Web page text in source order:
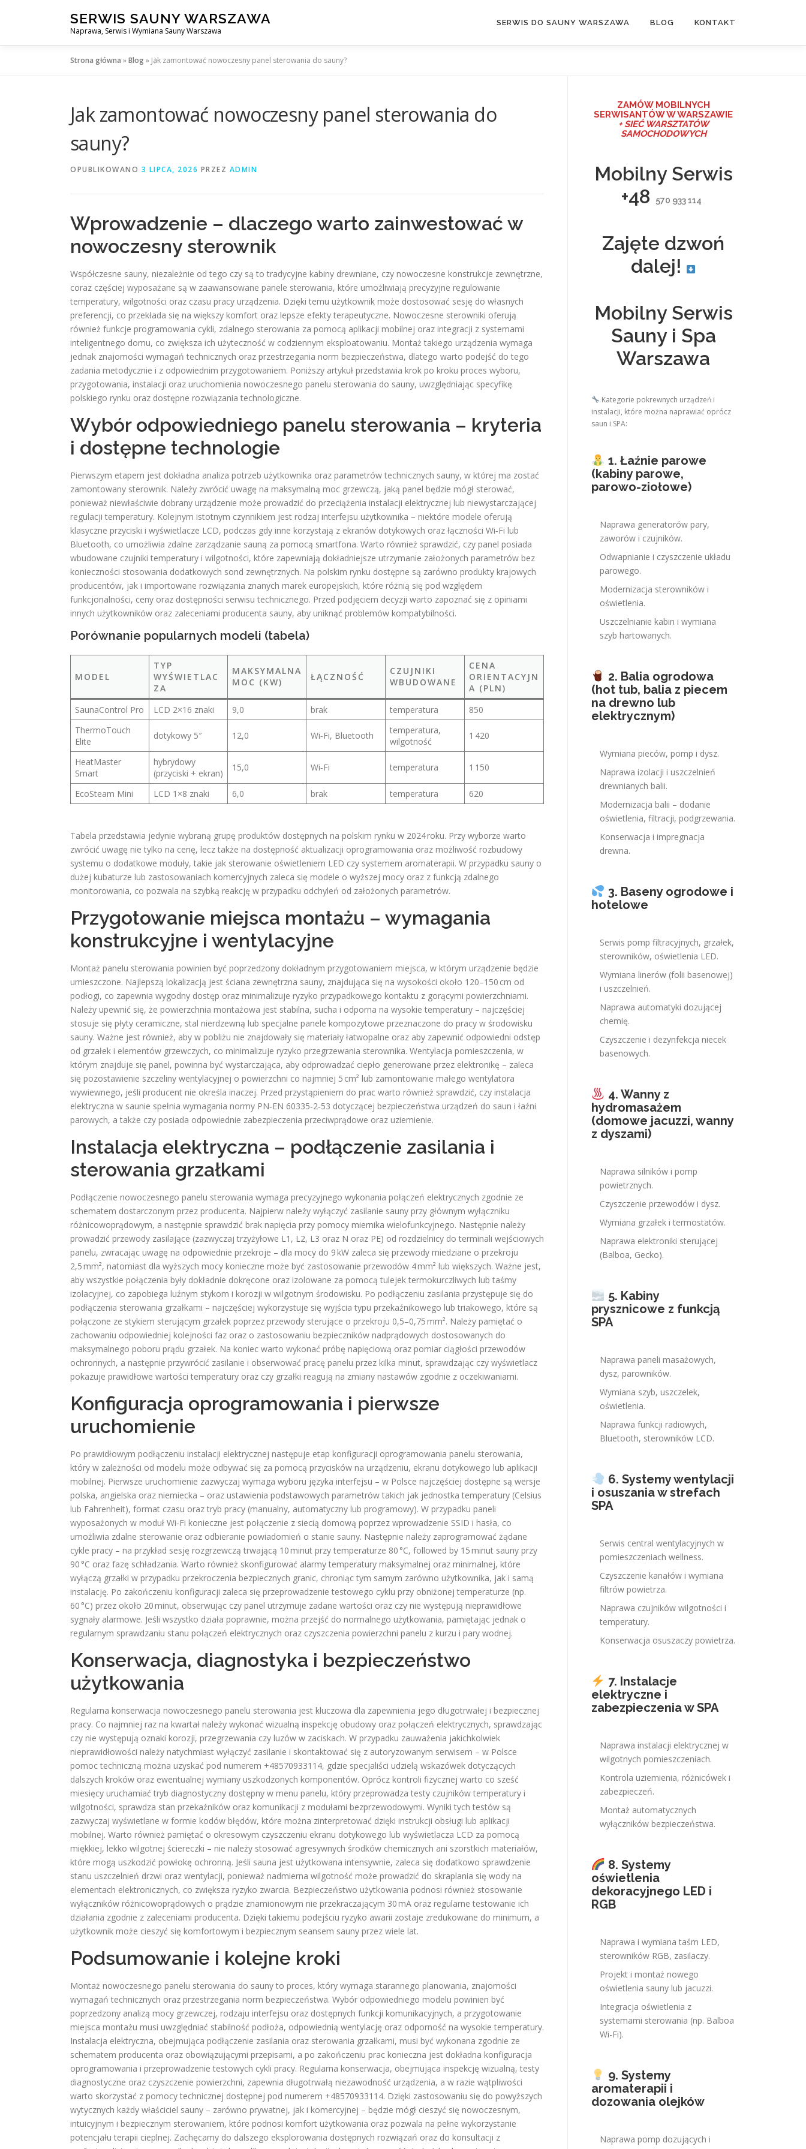
SERWIS SAUNY WARSZAWA
Naprawa, Serwis i Wymiana Sauny Warszawa
SERWIS DO SAUNY WARSZAWA BLOG KONTAKT
Strona główna »Blog» Jak zamontować nowoczesny panel sterowania do sauny?
Jak zamontować nowoczesny panel sterowania do
sauny?
OPUBLIKOWANO 3 LIPCA, 2026 PRZEZ ADMIN
Wprowadzenie – dlaczego warto zainwestować w
nowoczesny sterownik
Współczesne sauny, niezależnie od tego czy są to tradycyjne kabiny drewniane, czy nowoczesne konstrukcje zewnętrzne,
coraz częściej wyposażane są w zaawansowane panele sterowania, które umożliwiają precyzyjne regulowanie
temperatury, wilgotności oraz czasu pracy urządzenia. Dzięki temu użytkownik może dostosować sesję do własnych
preferencji, co przekłada się na większy komfort oraz lepsze efekty terapeutyczne. Nowoczesne sterowniki oferują
również funkcje programowania cykli, zdalnego sterowania za pomocą aplikacji mobilnej oraz integracji z systemami
inteligentnego domu, co zwiększa ich użyteczność w codziennym eksploatowaniu. Montaż takiego urządzenia wymaga
jednak znajomości wymagań technicznych oraz przestrzegania norm bezpieczeństwa, dlatego warto podejść do tego
zadania metodycznie i z odpowiednim przygotowaniem. Poniższy artykuł przedstawia krok po kroku proces wyboru,
przygotowania, instalacji oraz uruchomienia nowoczesnego panelu sterowania do sauny, uwzględniając specyfikę
polskiego rynku oraz dostępne rozwiązania technologiczne.
Wybór odpowiedniego panelu sterowania – kryteria
i dostępne technologie
Pierwszym etapem jest dokładna analiza potrzeb użytkownika oraz parametrów technicznych sauny, w której ma zostać
zamontowany sterownik. Należy zwrócić uwagę na maksymalną moc grzewczą, jaką panel będzie mógł sterować,
ponieważ niewłaściwie dobrany urządzenie może prowadzić do przeciążenia instalacji elektrycznej lub niewystarczającej
regulacji temperatury. Kolejnym istotnym czynnikiem jest rodzaj interfejsu użytkownika – niektóre modele oferują
klasyczne przyciski i wyświetlacze LCD, podczas gdy inne korzystają z ekranów dotykowych oraz łączności Wi‑Fi lub
Bluetooth, co umożliwia zdalne zarządzanie sauną za pomocą smartfona. Warto również sprawdzić, czy panel posiada
wbudowane czujniki temperatury i wilgotności, które zapewniają dokładniejsze utrzymanie założonych parametrów bez
konieczności stosowania dodatkowych sond zewnętrznych. Na polskim rynku dostępne są zarówno produkty krajowych
producentów, jak i importowane rozwiązania znanych marek europejskich, które różnią się pod względem
funkcjonalności, ceny oraz dostępności serwisu technicznego. Przed podjęciem decyzji warto zapoznać się z opiniami
innych użytkowników oraz zaleceniami producenta sauny, aby uniknąć problemów kompatybilności.
Porównanie popularnych modeli (tabela)
MODEL
TYP
WYŚWIETLAC
ZA
MAKSYMALNA
MOC (KW)
ŁĄCZNOŚĆ
CZUJNIKI
WBUDOWANE
CENA
ORIENTACYJN
A (PLN)
SaunaControl Pro
LCD 2×16 znaki 9,0 brak temperatura
850
ThermoTouch
Elite
dotykowy 5″ 12,0 Wi‑Fi, Bluetooth
temperatura,
wilgotność
1 420
HeatMaster
Smart
hybrydowy
(przyciski + ekran)
15,0 Wi‑Fi temperatura 1 150
EcoSteam Mini LCD 1×8 znaki 6,0 brak temperatura 620
Tabela przedstawia jedynie wybraną grupę produktów dostępnych na polskim rynku w 2024 roku. Przy wyborze warto
zwrócić uwagę nie tylko na cenę, lecz także na dostępność aktualizacji oprogramowania oraz możliwość rozbudowy
systemu o dodatkowe moduły, takie jak sterowanie oświetleniem LED czy systemem aromaterapii. W przypadku sauny o
dużej kubaturze lub zastosowaniach komercyjnych zaleca się modele o wyższej mocy oraz z funkcją zdalnego
monitorowania, co pozwala na szybką reakcję w przypadku odchyleń od założonych parametrów.
Przygotowanie miejsca montażu – wymagania
konstrukcyjne i wentylacyjne
Montaż panelu sterowania powinien być poprzedzony dokładnym przygotowaniem miejsca, w którym urządzenie będzie
umieszczone. Najlepszą lokalizacją jest ściana zewnętrzna sauny, znajdująca się na wysokości około 120–150 cm od
podłogi, co zapewnia wygodny dostęp oraz minimalizuje ryzyko przypadkowego kontaktu z gorącymi powierzchniami.
Należy upewnić się, że powierzchnia montażowa jest stabilna, sucha i odporna na wysokie temperatury – najczęściej
stosuje się płyty ceramiczne, stal nierdzewną lub specjalne panele kompozytowe przeznaczone do pracy w środowisku
sauny. Ważne jest również, aby w pobliżu nie znajdowały się materiały łatwopalne oraz aby zapewnić odpowiedni odstęp
od grzałek i elementów grzewczych, co minimalizuje ryzyko przegrzewania sterownika. Wentylacja pomieszczenia, w
którym znajduje się panel, powinna być wystarczająca, aby odprowadzać ciepło generowane przez elektronikę – zaleca
się pozostawienie szczeliny wentylacyjnej o powierzchni co najmniej 5 cm² lub zamontowanie małego wentylatora
wywiewnego, jeśli producent nie określa inaczej. Przed przystąpieniem do prac warto również sprawdzić, czy instalacja
elektryczna w saunie spełnia wymagania normy PN‑EN 60335‑2‑53 dotyczącej bezpieczeństwa urządzeń do saun i łaźni
parowych, a także czy posiada odpowiednie zabezpieczenia przeciwprądowe oraz uziemienie.
Instalacja elektryczna – podłączenie zasilania i
sterowania grzałkami
Podłączenie nowoczesnego panelu sterowania wymaga precyzyjnego wykonania połączeń elektrycznych zgodnie ze
schematem dostarczonym przez producenta. Najpierw należy wyłączyć zasilanie sauny przy głównym wyłączniku
różnicowoprądowym, a następnie sprawdzić brak napięcia przy pomocy miernika wielofunkcyjnego. Następnie należy
prowadzić przewody zasilające (zazwyczaj trzyżyłowe L1, L2, L3 oraz N oraz PE) od rozdzielnicy do terminali wejściowych
panelu, zwracając uwagę na odpowiednie przekroje – dla mocy do 9 kW zaleca się przewody miedziane o przekroju
2,5 mm², natomiast dla wyższych mocy konieczne może być zastosowanie przewodów 4 mm² lub większych. Ważne jest,
aby wszystkie połączenia były dokładnie dokręcone oraz izolowane za pomocą tulejek termokurczliwych lub taśmy
izolacyjnej, co zapobiega luźnym stykom i korozji w wilgotnym środowisku. Po podłączeniu zasilania przystępuje się do
podłączenia sterowania grzałkami – najczęściej wykorzystuje się wyjścia typu przekaźnikowego lub triakowego, które są
połączone ze stykiem sterującym grzałek poprzez przewody sterujące o przekroju 0,5–0,75 mm². Należy pamiętać o
zachowaniu odpowiedniej kolejności faz oraz o zastosowaniu bezpieczników nadprądowych dostosowanych do
maksymalnego poboru prądu grzałek. Na koniec warto wykonać próbę napięciową oraz pomiar ciągłości przewodów
ochronnych, a następnie przywrócić zasilanie i obserwować pracę panelu przez kilka minut, sprawdzając czy wyświetlacz
pokazuje prawidłowe wartości temperatury oraz czy grzałki reagują na zmiany nastawów zgodnie z oczekiwaniami.
Konfiguracja oprogramowania i pierwsze
uruchomienie
Po prawidłowym podłączeniu instalacji elektrycznej następuje etap konfiguracji oprogramowania panelu sterowania,
który w zależności od modelu może odbywać się za pomocą przycisków na urządzeniu, ekranu dotykowego lub aplikacji
mobilnej. Pierwsze uruchomienie zazwyczaj wymaga wyboru języka interfejsu – w Polsce najczęściej dostępne są wersje
polska, angielska oraz niemiecka – oraz ustawienia podstawowych parametrów takich jak jednostka temperatury (Celsius
lub Fahrenheit), format czasu oraz tryb pracy (manualny, automatyczny lub programowy). W przypadku paneli
wyposażonych w moduł Wi‑Fi konieczne jest połączenie z siecią domową poprzez wprowadzenie SSID i hasła, co
umożliwia zdalne sterowanie oraz odbieranie powiadomień o stanie sauny. Następnie należy zaprogramować żądane
cykle pracy – na przykład sesję rozgrzewczą trwającą 10 minut przy temperaturze 80 °C, followed by 15 minut sauny przy
90 °C oraz fazę schładzania. Warto również skonfigurować alarmy temperatury maksymalnej oraz minimalnej, które
wyłączą grzałki w przypadku przekroczenia bezpiecznych granic, chroniąc tym samym zarówno użytkownika, jak i samą
instalację. Po zakończeniu konfiguracji zaleca się przeprowadzenie testowego cyklu przy obniżonej temperaturze (np.
60 °C) przez około 20 minut, obserwując czy panel utrzymuje zadane wartości oraz czy nie występują nieprawidłowe
sygnały alarmowe. Jeśli wszystko działa poprawnie, można przejść do normalnego użytkowania, pamiętając jednak o
regularnym sprawdzaniu stanu połączeń elektrycznych oraz czyszczenia powierzchni panelu z kurzu i pary wodnej.
Konserwacja, diagnostyka i bezpieczeństwo
użytkowania
Regularna konserwacja nowoczesnego panelu sterowania jest kluczowa dla zapewnienia jego długotrwałej i bezpiecznej
pracy. Co najmniej raz na kwartał należy wykonać wizualną inspekcję obudowy oraz połączeń elektrycznych, sprawdzając
czy nie występują oznaki korozji, przegrzewania czy luzów w zaciskach. W przypadku zauważenia jakichkolwiek
nieprawidłowości należy natychmiast wyłączyć zasilanie i skontaktować się z autoryzowanym serwisem – w Polsce
pomoc techniczną można uzyskać pod numerem +48570933114, gdzie specjaliści udzielą wskazówek dotyczących
dalszych kroków oraz ewentualnej wymiany uszkodzonych komponentów. Oprócz kontroli fizycznej warto co sześć
miesięcy uruchamiać tryb diagnostyczny dostępny w menu panelu, który przeprowadza testy czujników temperatury i
wilgotności, sprawdza stan przekaźników oraz komunikacji z modułami bezprzewodowymi. Wyniki tych testów są
zazwyczaj wyświetlane w formie kodów błędów, które można zinterpretować dzięki instrukcji obsługi lub aplikacji
mobilnej. Warto również pamiętać o okresowym czyszczeniu ekranu dotykowego lub wyświetlacza LCD za pomocą
miękkiej, lekko wilgotnej ściereczki – nie należy stosować agresywnych środków chemicznych ani szorstkich materiałów,
które mogą uszkodzić powłokę ochronną. Jeśli sauna jest użytkowana intensywnie, zaleca się dodatkowo sprawdzenie
stanu uszczelnień drzwi oraz wentylacji, ponieważ nadmierna wilgotność może prowadzić do skraplania się wody na
elementach elektronicznych, co zwiększa ryzyko zwarcia. Bezpieczeństwo użytkowania podnosi również stosowanie
wyłączników różnicowoprądowych o prądzie znamionowym nie przekraczającym 30 mA oraz regularne testowanie ich
działania zgodnie z zaleceniami producenta. Dzięki takiemu podejściu ryzyko awarii zostaje zredukowane do minimum, a
użytkownik może cieszyć się komfortowym i bezpiecznym seansem sauny przez wiele lat.
Podsumowanie i kolejne kroki
Montaż nowoczesnego panelu sterowania do sauny to proces, który wymaga starannego planowania, znajomości
wymagań technicznych oraz przestrzegania norm bezpieczeństwa. Wybór odpowiedniego modelu powinien być
poprzedzony analizą mocy grzewczej, rodzaju interfejsu oraz dostępnych funkcji komunikacyjnych, a przygotowanie
miejsca montażu musi uwzględniać stabilność podłoża, odpowiednią wentylację oraz odporność na wysokie temperatury.
Instalacja elektryczna, obejmująca podłączenie zasilania oraz sterowania grzałkami, musi być wykonana zgodnie ze
schematem producenta oraz obowiązującymi przepisami, a po zakończeniu prac konieczna jest dokładna konfiguracja
oprogramowania i przeprowadzenie testowych cykli pracy. Regularna konserwacja, obejmująca inspekcję wizualną, testy
diagnostyczne oraz czyszczenie powierzchni, zapewnia długotrwałą niezawodność urządzenia, a w razie wątpliwości
warto skorzystać z pomocy technicznej dostępnej pod numerem +48570933114. Dzięki zastosowaniu się do powyższych
wytycznych każdy właściciel sauny – zarówno prywatnej, jak i komercyjnej – będzie mógł cieszyć się nowoczesnym,
intuicyjnym i bezpiecznym sterowaniem, które podnosi komfort użytkowania oraz pozwala na pełne wykorzystanie
potencjału terapii cieplnej. Zachęcamy do dalszego eksplorowania dostępnych rozwiązań oraz do konsultacji z
ZAMÓW MOBILNYCH
SERWISANTÓW W WARSZAWIE
+ SIEĆ WARSZTATÓW
SAMOCHODOWYCH
Mobilny Serwis
+48
570 933 114
Zajęte dzwoń
dalej!
Mobilny Serwis
Sauny i Spa
Warszawa
Kategorie pokrewnych urządzeń i
instalacji, które można naprawiać oprócz
saun i SPA:
1. Łaźnie parowe
(kabiny parowe,
parowo-ziołowe)
Naprawa generatorów pary,
zaworów i czujników.
Odwapnianie i czyszczenie układu
parowego.
Modernizacja sterowników i
oświetlenia.
Uszczelnianie kabin i wymiana
szyb hartowanych.
2. Balia ogrodowa
(hot tub, balia z piecem
na drewno lub
elektrycznym)
Wymiana pieców, pomp i dysz.
Naprawa izolacji i uszczelnień
drewnianych balii.
Modernizacja balii – dodanie
oświetlenia, filtracji, podgrzewania.
Konserwacja i impregnacja
drewna.
3. Baseny ogrodowe i
hotelowe
Serwis pomp filtracyjnych, grzałek,
sterowników, oświetlenia LED.
Wymiana linerów (folii basenowej)
i uszczelnień.
Naprawa automatyki dozującej
chemię.
Czyszczenie i dezynfekcja niecek
basenowych.
4. Wanny z
hydromasażem
(domowe jacuzzi, wanny
z dyszami)
Naprawa silników i pomp
powietrznych.
Czyszczenie przewodów i dysz.
Wymiana grzałek i termostatów.
Naprawa elektroniki sterującej
(Balboa, Gecko).
5. Kabiny
prysznicowe z funkcją
SPA
Naprawa paneli masażowych,
dysz, parowników.
Wymiana szyb, uszczelek,
oświetlenia.
Naprawa funkcji radiowych,
Bluetooth, sterowników LCD.
6. Systemy wentylacji
i osuszania w strefach
SPA
Serwis central wentylacyjnych w
pomieszczeniach wellness.
Czyszczenie kanałów i wymiana
filtrów powietrza.
Naprawa czujników wilgotności i
temperatury.
Konserwacja osuszaczy powietrza.
7. Instalacje
elektryczne i
zabezpieczenia w SPA
Naprawa instalacji elektrycznej w
wilgotnych pomieszczeniach.
Kontrola uziemienia, różnicówek i
zabezpieczeń.
Montaż automatycznych
wyłączników bezpieczeństwa.
8. Systemy
oświetlenia
dekoracyjnego LED i
RGB
Naprawa i wymiana taśm LED,
sterowników RGB, zasilaczy.
Projekt i montaż nowego
oświetlenia sauny lub jacuzzi.
Integracja oświetlenia z
systemami sterowania (np. Balboa
Wi-Fi).
9. Systemy
aromaterapii i
dozowania olejków
Naprawa pomp dozujących i